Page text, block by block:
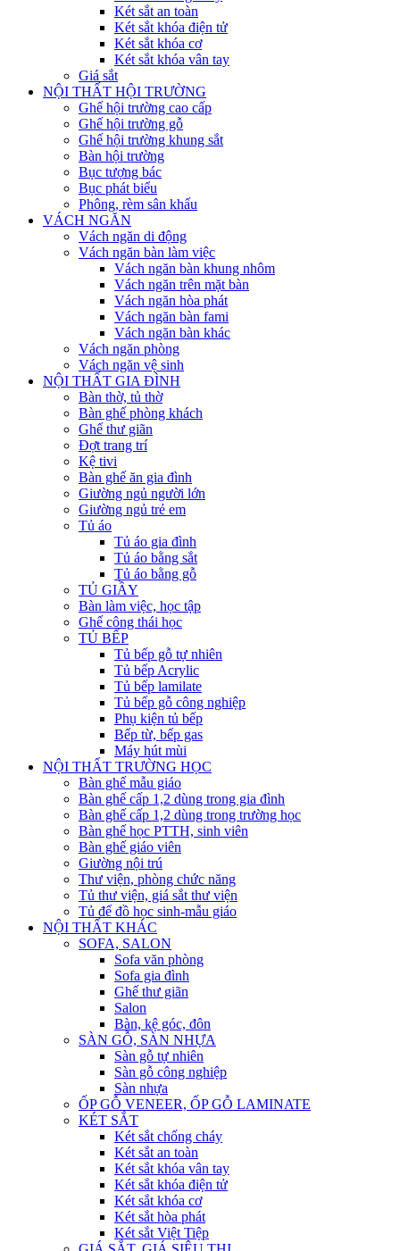
Két sắt an toàn
Két sắt khóa điện tử
Két sắt khóa cơ
Két sắt khóa vân tay
Giá sắt
NỘI THẤT HỘI TRƯỜNG
Ghế hội trường cao cấp
Ghế hội trường gỗ
Ghế hội trường khung sắt
Bàn hội trường
Bục tượng bác
Bục phát biểu
Phông, rèm sân khấu
VÁCH NGĂN
Vách ngăn di động
Vách ngăn bàn làm việc
Vách ngăn bàn khung nhôm
Vách ngăn trên mặt bàn
Vách ngăn hòa phát
Vách ngăn bàn fami
Vách ngăn bàn khác
Vách ngăn phòng
Vách ngăn vệ sinh
NỘI THẤT GIA ĐÌNH
Bàn thờ, tủ thờ
Bàn ghế phòng khách
Ghế thư giãn
Đợt trang trí
Kệ tivi
Bàn ghế ăn gia đình
Giường ngủ người lớn
Giường ngủ trẻ em
Tủ áo
Tủ áo gia đình
Tủ áo bằng sắt
Tủ áo bằng gỗ
TỦ GIẦY
Bàn làm việc, học tập
Ghế công thái học
TỦ BẾP
Tủ bếp gỗ tự nhiên
Tủ bếp Acrylic
Tủ bếp lamilate
Tủ bếp gỗ công nghiệp
Phụ kiện tủ bếp
Bếp từ, bếp gas
Máy hút mùi
NỘI THẤT TRƯỜNG HỌC
Bàn ghế mẫu giáo
Bàn ghế cấp 1,2 dùng trong gia đình
Bàn ghế cấp 1,2 dùng trong trường học
Bàn ghế học PTTH, sinh viên
Bàn ghế giáo viên
Giường nội trú
Thư viện, phòng chức năng
Tủ thư viện, giá sắt thư viện
Tủ để đồ học sinh-mẫu giáo
NỘI THẤT KHÁC
SOFA, SALON
Sofa văn phòng
Sofa gia đình
Ghế thư giãn
Salon
Bàn, kệ góc, đôn
SÀN GỖ, SÀN NHỰA
Sàn gỗ tự nhiên
Sàn gỗ công nghiệp
Sàn nhựa
ỐP GỖ VENEER, ỐP GỖ LAMINATE
KÉT SẮT
Két sắt chống cháy
Két sắt an toàn
Két sắt khóa vân tay
Két sắt khóa điện tử
Két sắt khóa cơ
Két sắt hòa phát
Két sắt Việt Tiệp